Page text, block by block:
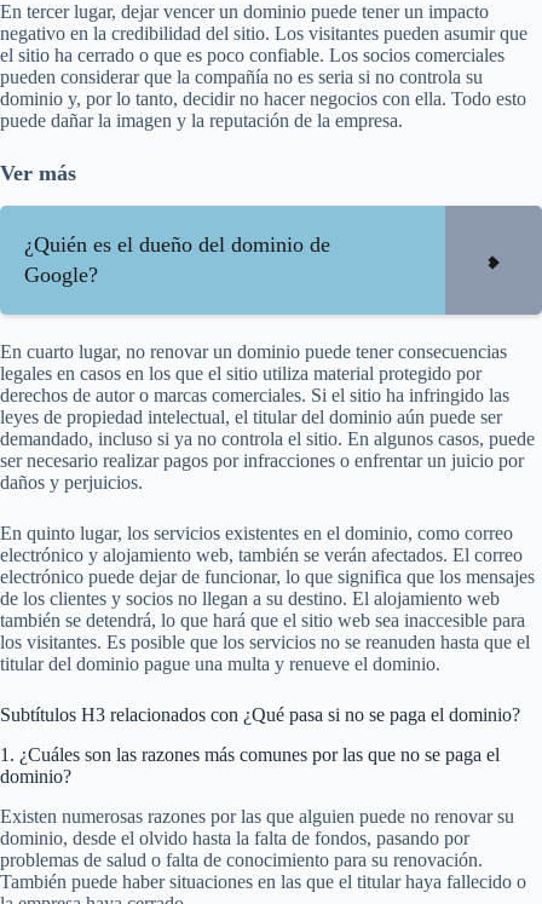
En tercer lugar, dejar vencer un dominio puede tener un impacto
negativo en la credibilidad del sitio. Los visitantes pueden asumir que
el sitio ha cerrado o que es poco confiable. Los socios comerciales
pueden considerar que la compañía no es seria si no controla su
dominio y, por lo tanto, decidir no hacer negocios con ella. Todo esto
puede dañar la imagen y la reputación de la empresa.
Ver más
¿Quién es el dueño del dominio de
Google?
En cuarto lugar, no renovar un dominio puede tener consecuencias
legales en casos en los que el sitio utiliza material protegido por
derechos de autor o marcas comerciales. Si el sitio ha infringido las
leyes de propiedad intelectual, el titular del dominio aún puede ser
demandado, incluso si ya no controla el sitio. En algunos casos, puede
ser necesario realizar pagos por infracciones o enfrentar un juicio por
daños y perjuicios.
En quinto lugar, los servicios existentes en el dominio, como correo
electrónico y alojamiento web, también se verán afectados. El correo
electrónico puede dejar de funcionar, lo que significa que los mensajes
de los clientes y socios no llegan a su destino. El alojamiento web
también se detendrá, lo que hará que el sitio web sea inaccesible para
los visitantes. Es posible que los servicios no se reanuden hasta que el
titular del dominio pague una multa y renueve el dominio.
Subtítulos H3 relacionados con ¿Qué pasa si no se paga el dominio?
1. ¿Cuáles son las razones más comunes por las que no se paga el
dominio?
Existen numerosas razones por las que alguien puede no renovar su
dominio, desde el olvido hasta la falta de fondos, pasando por
problemas de salud o falta de conocimiento para su renovación.
También puede haber situaciones en las que el titular haya fallecido o